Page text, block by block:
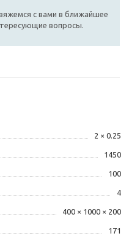
с вами в ближайшее
вопросы.
2 × 0.25
1450
100
4
400 × 1000 × 200
171